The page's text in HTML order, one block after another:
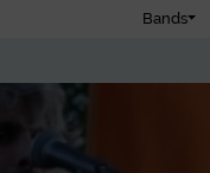
Bands